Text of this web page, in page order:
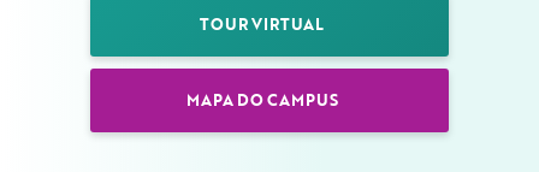
TOUR VIRTUAL
MAPA DO CAMPUS